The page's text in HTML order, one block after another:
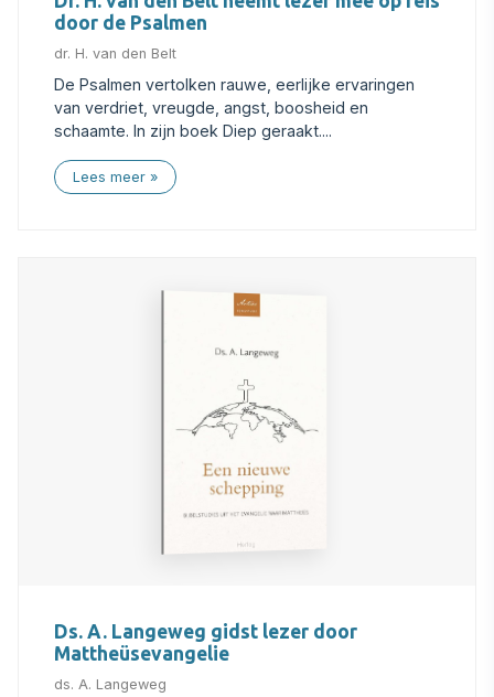
door de Psalmen
dr. H. van den Belt
De Psalmen vertolken rauwe, eerlijke ervaringen
van verdriet, vreugde, angst, boosheid en
schaamte. In zijn boek Diep geraakt....
Lees meer
Ds. A. Langeweg gidst lezer door
Mattheüsevangelie
ds. A. Langeweg